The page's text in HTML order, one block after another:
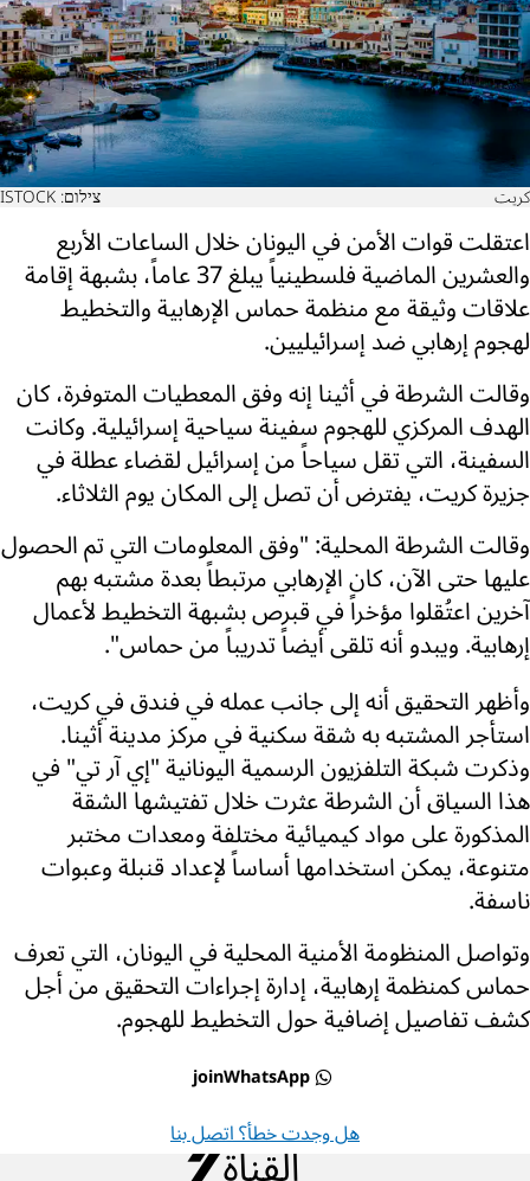
كريت צילום: ISTOCK
اعتقلت قوات الأمن في اليونان خلال الساعات الأربع
والعشرين الماضية فلسطينياً يبلغ 37 عاماً، بشبهة إقامة
علاقات وثيقة مع منظمة حماس الإرهابية والتخطيط
لهجوم إرهابي ضد إسرائيليين.
وقالت الشرطة في أثينا إنه وفق المعطيات المتوفرة، كان
الهدف المركزي للهجوم سفينة سياحية إسرائيلية. وكانت
السفينة، التي تقل سياحاً من إسرائيل لقضاء عطلة في
جزيرة كريت، يفترض أن تصل إلى المكان يوم الثلاثاء.
وقالت الشرطة المحلية: "وفق المعلومات التي تم الحصول
عليها حتى الآن، كان الإرهابي مرتبطاً بعدة مشتبه بهم
آخرين اعتُقلوا مؤخراً في قبرص بشبهة التخطيط لأعمال
إرهابية. ويبدو أنه تلقى أيضاً تدريباً من حماس".
وأظهر التحقيق أنه إلى جانب عمله في فندق في كريت،
استأجر المشتبه به شقة سكنية في مركز مدينة أثينا.
وذكرت شبكة التلفزيون الرسمية اليونانية "إي آر تي" في
هذا السياق أن الشرطة عثرت خلال تفتيشها الشقة
المذكورة على مواد كيميائية مختلفة ومعدات مختبر
متنوعة، يمكن استخدامها أساساً لإعداد قنبلة وعبوات
ناسفة.
وتواصل المنظومة الأمنية المحلية في اليونان، التي تعرف
حماس كمنظمة إرهابية، إدارة إجراءات التحقيق من أجل
كشف تفاصيل إضافية حول التخطيط للهجوم.
joinWhatsApp
هل وجدت خطأ؟ اتصل بنا